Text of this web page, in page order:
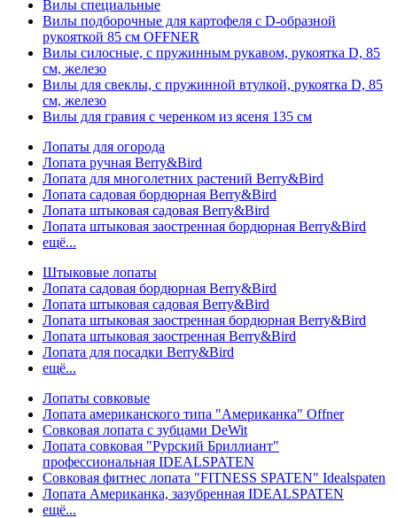
Вилы специальные
Вилы подборочные для картофеля с D-образной
рукояткой 85 см OFFNER
Вилы силосные, с пружинным рукавом, рукоятка D, 85
см, железо
Вилы для свеклы, с пружинной втулкой, рукоятка D, 85
см, железо
Вилы для гравия с черенком из ясеня 135 см
Лопаты для огорода
Лопата ручная Berry&Bird
Лопата для многолетних растений Berry&Bird
Лопата садовая бордюрная Berry&Bird
Лопата штыковая садовая Berry&Bird
Лопата штыковая заостренная бордюрная Berry&Bird
ещё...
Штыковые лопаты
Лопата садовая бордюрная Berry&Bird
Лопата штыковая садовая Berry&Bird
Лопата штыковая заостренная бордюрная Berry&Bird
Лопата штыковая заостренная Berry&Bird
Лопата для посадки Berry&Bird
ещё...
Лопаты совковые
Лопата американского типа "Американка" Offner
Совковая лопата с зубцами DeWit
Лопата совковая "Рурский Бриллиант"
профессиональная IDEALSPATEN
Совковая фитнес лопата "FITNESS SPATEN" Idealspaten
Лопата Американка, зазубренная IDEALSPATEN
ещё...